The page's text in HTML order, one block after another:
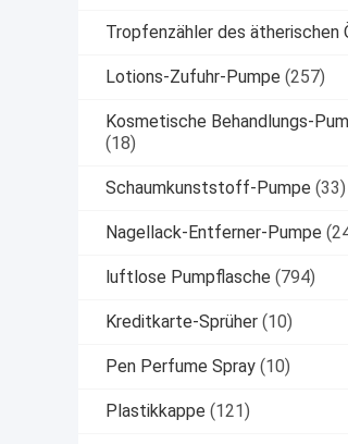
Tropfenzähler des ätherischen
Lotions-Zufuhr-Pumpe (257)
Kosmetische Behandlungs-
(18)
Schaumkunststoff-Pumpe (33)
Nagellack-Entferner-Pumpe
luftlose Pumpflasche (794)
Kreditkarte-Sprüher (10)
Pen Perfume Spray (10)
Plastikkappe (121)